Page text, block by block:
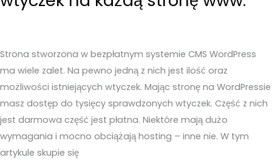
Strona stworzona w bezpłatnym systemie CMS WordPress
ma wiele zalet. Na pewno jedną z nich jest ilość oraz
możliwości istniejących wtyczek. Mając stronę na WordPressie
masz dostęp do tysięcy sprawdzonych wtyczek. Część z nich
jest darmowa część jest płatna. Niektóre mają dużo
wymagania i mocno obciążają hosting – inne nie. W tym
artykule skupie się